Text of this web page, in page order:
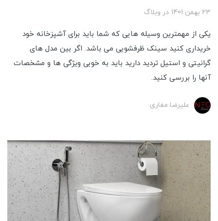
23 بهمن 1401 در وبلاگ
یکی از مهمترین وسیله هایی که شما باید برای آشپزخانه خود
خریداری کنید سینک ظرفشویی می باشد. اگر بین مدل های
گرانیتی و استیل تردید دارید باید به خوبی ویژگی ‌ها و مشخصات
آنها را بررسی کنید.
علیرضا مغاری